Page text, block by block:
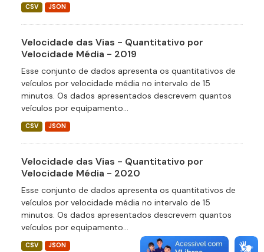
CSV JSON
Velocidade das Vias - Quantitativo por
Velocidade Média - 2019
Esse conjunto de dados apresenta os quantitativos de
veículos por velocidade média no intervalo de 15
minutos. Os dados apresentados descrevem quantos
veículos por equipamento...
CSV JSON
Velocidade das Vias - Quantitativo por
Velocidade Média - 2020
Esse conjunto de dados apresenta os quantitativos de
veículos por velocidade média no intervalo de 15
minutos. Os dados apresentados descrevem quantos
veículos por equipamento...
CSV JSON